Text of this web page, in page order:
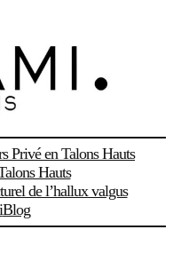
Privé en Talons Hauts
Hauts
de l’hallux valgus
Blog